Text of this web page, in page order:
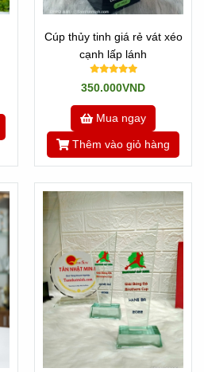
Cúp thủy tinh giá rẻ vát xéo
cạnh lấp lánh
350.000VND
Mua ngay
Thêm vào giỏ hàng